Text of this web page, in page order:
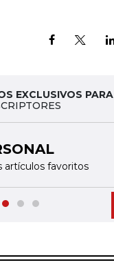
EXCLUSIVOS PARA
artículos favoritos